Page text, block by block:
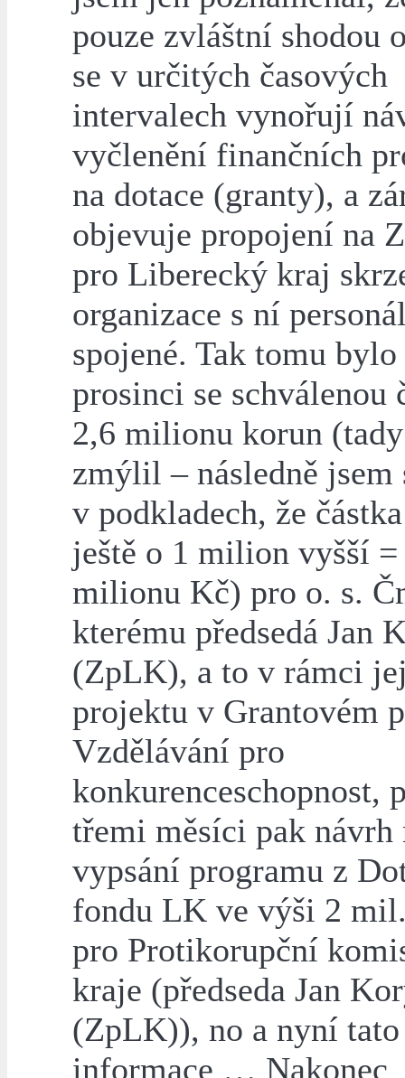
pouze zvláštní shodou
se v určitých časových
intervalech vynořují
vyčlenění finančních
na dotace (granty), a
objevuje propojení na
pro Liberecký kraj
organizace s ní
spojené. Tak tomu
prosinci se schválenou
2,6 milionu korun
zmýlil – následně
v podkladech, že
ještě o 1 milion vyšší =
milionu Kč) pro o. s.
kterému předsedá Jan
(ZpLK), a to v rámci
projektu v Grantovém
Vzdělávání pro
konkurenceschopnost,
třemi měsíci pak návrh
vypsání programu z
fondu LK ve výši 2
pro Protikorupční
kraje (předseda Jan
(ZpLK)), no a nyní tato
informace … Nakonec